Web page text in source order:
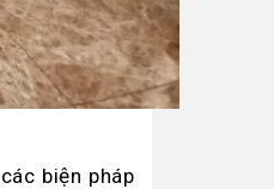
biện pháp